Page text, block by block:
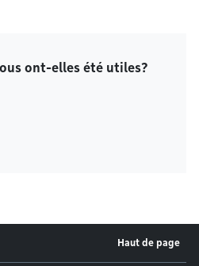
ont-elles été utiles?
Haut de page